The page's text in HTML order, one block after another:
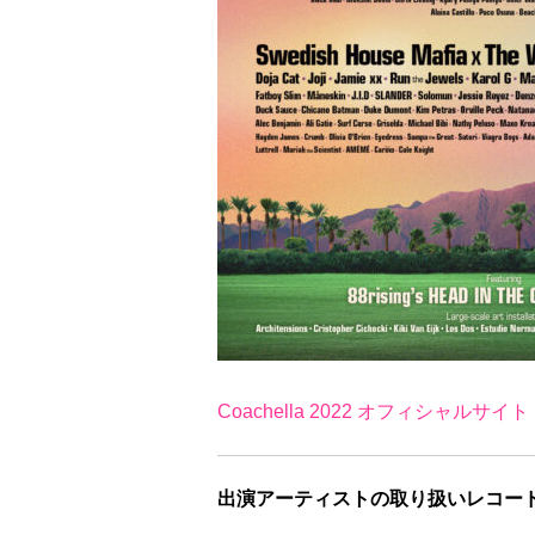
Coachella 2022 オフィシャルサイト
出演アーティストの取り扱いレコー